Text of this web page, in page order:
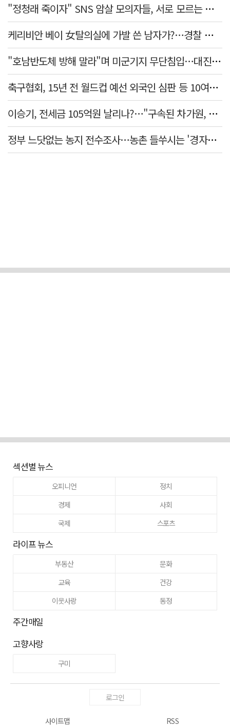
"정청래 죽이자" SNS 암살 모의자들, 서로 모르는 사이였다…檢송치
케리비안 베이 女탈의실에 가발 쓴 남자가?…경찰 추적 중
"호남반도체 방해 말라"며 미군기지 무단침입…대진연 회원 3명 '구속'
축구협회, 15년 전 월드컵 예선 외국인 심판 등 10여명에 '성 접대'
이승기, 전세금 105억원 날리나?…"구속된 차가원, 형사 범죄 영역"
정부 느닷없는 농지 전수조사…농촌 들쑤시는 '경자유전'의 칼날
섹션별 뉴스
오피니언
정치
경제
사회
국제
스포츠
라이프 뉴스
부동산
문화
교육
건강
이웃사랑
동정
주간매일
고향사랑
구미
로그인
사이트맵 RSS